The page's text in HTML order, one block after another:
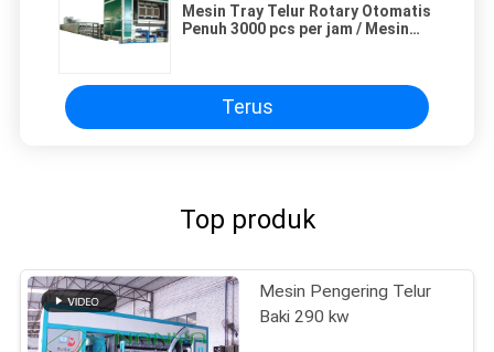
Mesin Tray Telur Rotary Otomatis
Penuh 3000 pcs per jam / Mesin
Terus
Top produk
Mesin Pengering Telur
Baki 290 kw